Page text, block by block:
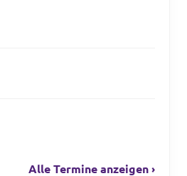
Alle Termine anzeigen ›